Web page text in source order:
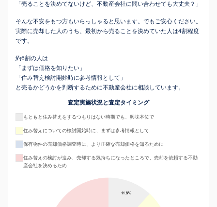
「売ることを決めてないけど、不動産会社に問い合わせても大丈夫？」
そんな不安をもつ方もいらっしゃると思います。でもご安心ください。
実際に売却した人のうち、最初から売ることを決めていた人は4割程度
です。
約6割の人は
「まずは価格を知りたい」
「住み替え検討開始時に参考情報として」
と売るかどうかを判断するために不動産会社に相談しています。
査定実施状況と査定タイミング
もともと住み替えをするつもりはない時期でも、興味本位で
住み替えについての検討開始時に、まずは参考情報として
保有物件の売却価格調査時に、より正確な売却価格を知るために
住み替えの検討が進み、売却する気持ちになったところで、売却を依頼する不動
産会社を決めるため